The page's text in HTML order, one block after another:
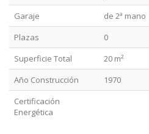
Garaje
de 2ª mano
Plazas
0
Superficie Total
20 m²
Año Construcción
1970
Certificación
Energética